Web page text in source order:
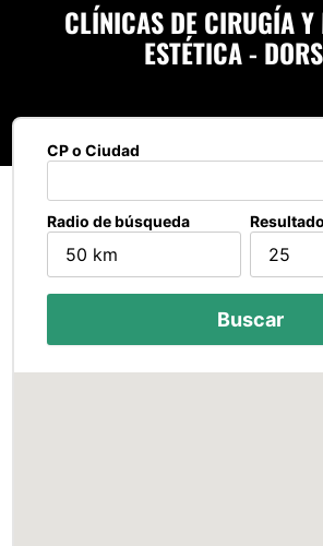
CLÍNICAS DE CIRUGÍA
ESTÉTICA -
CP o Ciudad
Radio de búsqueda